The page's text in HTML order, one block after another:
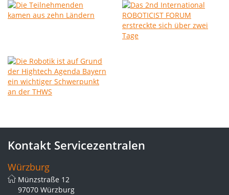
Kontakt Servicezentralen
Würzburg
Münzstraße 12
97070 Würzburg